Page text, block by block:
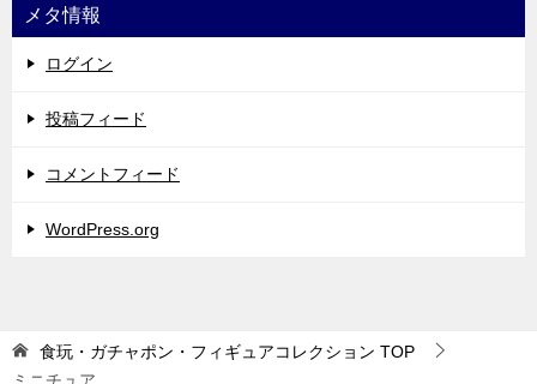
メタ情報
ログイン
投稿フィード
コメントフィード
WordPress.org
食玩・ガチャポン・フィギュアコレクション TOP